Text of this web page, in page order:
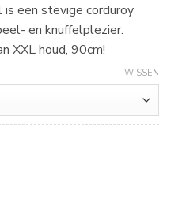
een stevige corduroy
en knuffelplezier.
XXL houd, 90cm!
WISSEN
met piep 65cm of 90cm